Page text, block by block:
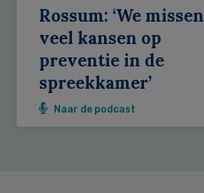
Rossum: ‘We missen
veel kansen op
preventie in de
spreekkamer’
Naar de podcast